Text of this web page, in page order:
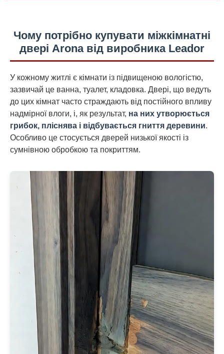
Чому потрібно купувати міжкімнатні
двері Arona від виробника Leador
У кожному житлі є кімнати із підвищеною вологістю,
зазвичай це ванна, туалет, кладовка. Двері, що ведуть
до цих кімнат часто страждають від постійного впливу
надмірної влоги, і, як результат, на них утворюється
грибок, пліснява і відбувається гниття деревини.
Особливо це стосується дверей низької якості із
сумнівною обробкою та покриттям.